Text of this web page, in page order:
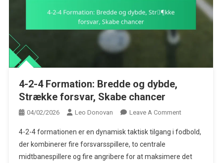
4-2-4 Formation: Bredde og dybde,
Strække forsvar, Skabe chancer
04/02/2026 Leo Donovan Leave A CommentOn
2-
Formation:
4-2-4 formationen er en dynamisk taktisk tilgang i fodbold,
der kombinerer fire forsvarsspillere, to centrale
midtbanespillere og fire angribere for at maksimere det